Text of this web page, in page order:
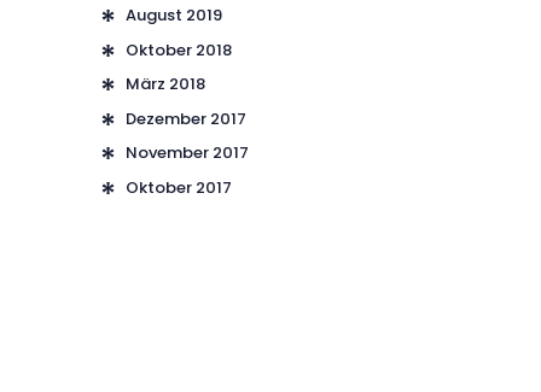
August 2019
Oktober 2018
März 2018
Dezember 2017
November 2017
Oktober 2017